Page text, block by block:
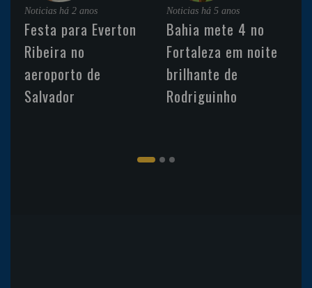
Noticias há 2 anos
Festa para Everton
Ribeira no
aeroporto de
Salvador
Noticias há 5 anos
Bahia mete 4 no
Fortaleza em noite
brilhante de
Rodriguinho